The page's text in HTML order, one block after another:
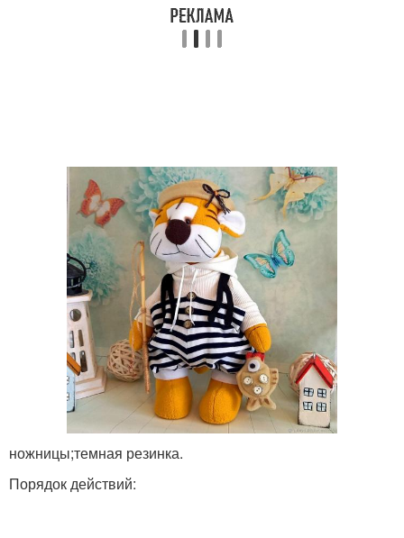
ножницы;темная резинка.
Порядок действий: